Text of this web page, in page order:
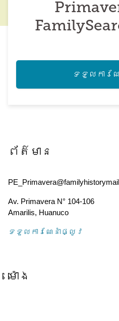
ទទួល​ការណ
ព័ត៌មាន
Av. Primavera N° 104-106
Amarilis, Huanuco
ទទួល​ការណែនាំ​ផ្លូវ
ម៉ោង